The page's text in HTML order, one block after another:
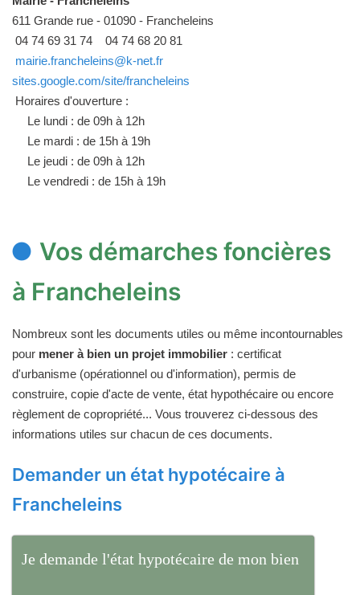
611 Grande rue - 01090 - Francheleins
04 74 69 31 74
04 74 68 20 81
mairie.francheleins@k-net.fr
sites.google.com/site/francheleins
Horaires d'ouverture :
Le lundi : de 09h à 12h
Le mardi : de 15h à 19h
Le jeudi : de 09h à 12h
Le vendredi : de 15h à 19h
Vos démarches foncières
à Francheleins
Nombreux sont les documents utiles ou même incontournables
pour mener à bien un projet immobilier : certificat
d'urbanisme (opérationnel ou d'information), permis de
construire, copie d'acte de vente, état hypothécaire ou encore
règlement de copropriété... Vous trouverez ci-dessous des
informations utiles sur chacun de ces documents.
Demander un état hypotécaire à
Francheleins
Je demande l'état hypotécaire de mon bien